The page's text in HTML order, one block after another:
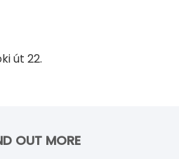
út 22.
OUT MORE